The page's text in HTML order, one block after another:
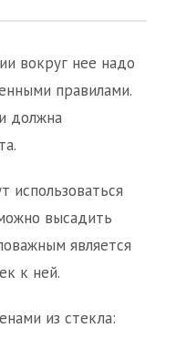
вокруг нее надо
правилами.
должна
использоваться
высадить
является
к ней.
из стекла: